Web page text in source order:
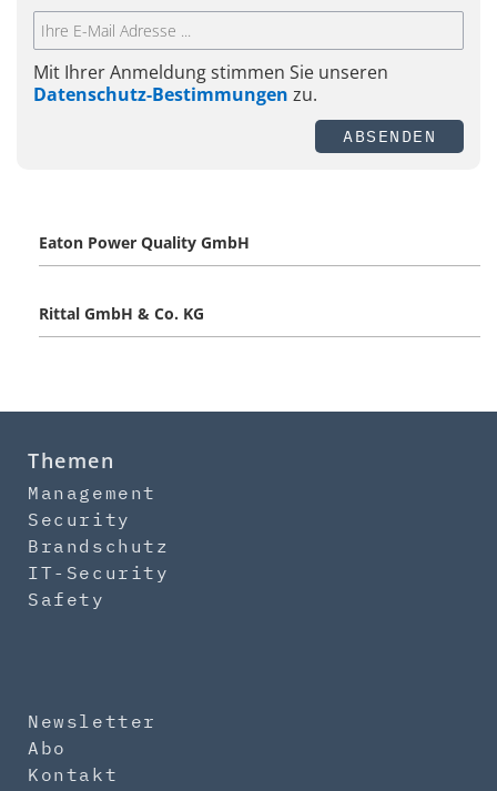
Mit Ihrer Anmeldung stimmen Sie unseren
Datenschutz-Bestimmungen zu.
ABSENDEN
Eaton Power Quality GmbH
Rittal GmbH & Co. KG
Themen
Management
Security
Brandschutz
IT-Security
Safety
Newsletter
Abo
Kontakt